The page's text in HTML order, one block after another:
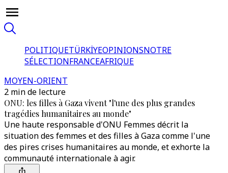
POLITIQUETÜRKİYEOPINIONSNOTRE
SÉLECTIONFRANCEAFRIQUE
MOYEN-ORIENT
2 min de lecture
ONU: les filles à Gaza vivent "l'une des plus grandes
tragédies humanitaires au monde"
Une haute responsable d'ONU Femmes décrit la
situation des femmes et des filles à Gaza comme l'une
des pires crises humanitaires au monde, et exhorte la
communauté internationale à agir.